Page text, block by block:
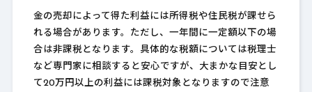
金の売却によって得た利益には所得税や住民税が課せら
れる場合があります。ただし、一年間に一定額以下の場
合は非課税となります。具体的な税額については税理士
など専門家に相談すると安心ですが、大まかな目安とし
て20万円以上の利益には課税対象となりますので注意